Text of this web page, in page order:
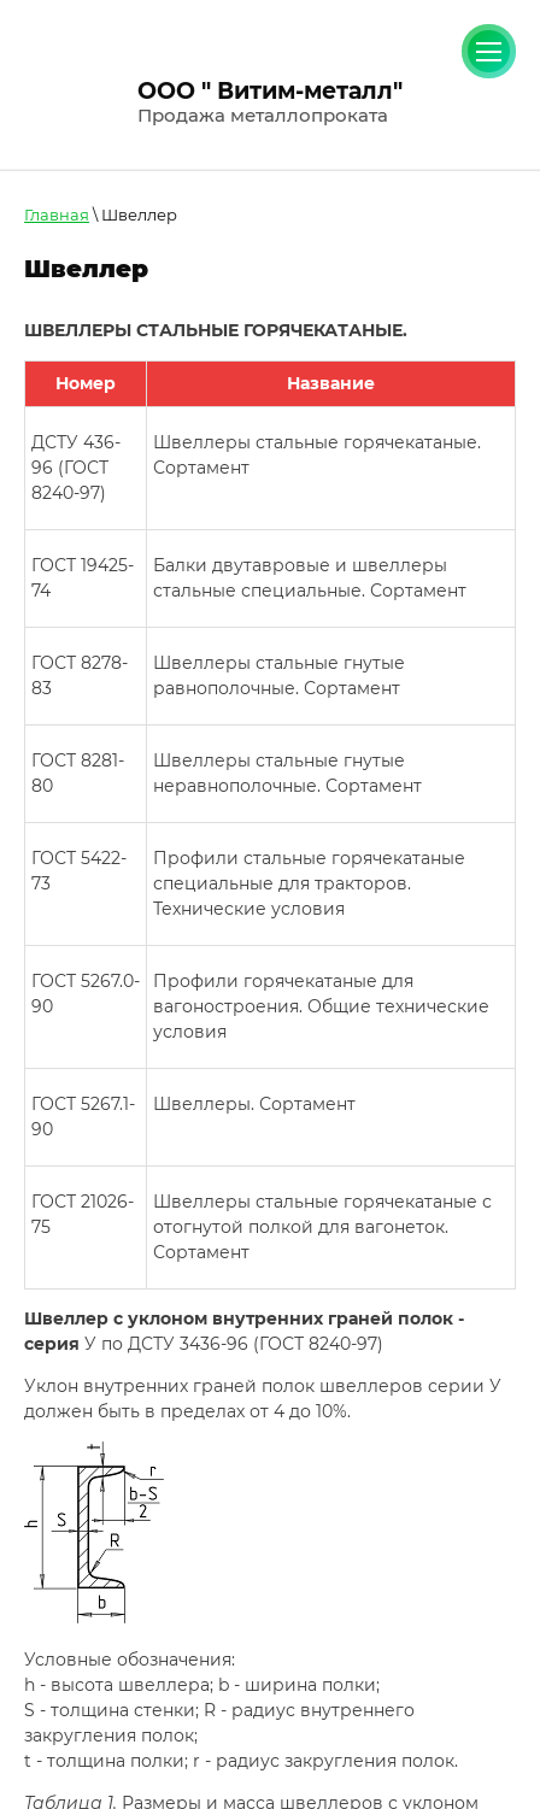
ООО " Витим-металл"
Продажа металлопроката
Главная\ Швеллер
Швеллер
ШВЕЛЛЕРЫ СТАЛЬНЫЕ ГОРЯЧЕКАТАНЫЕ.
Номер Название
ДСТУ 436-
96 (ГОСТ
8240-97)
Швеллеры стальные горячекатаные.
Сортамент
ГОСТ 19425-
74
Балки двутавровые и швеллеры
стальные специальные. Сортамент
ГОСТ 8278-
83
Швеллеры стальные гнутые
равнополочные. Сортамент
ГОСТ 8281-
80
Швеллеры стальные гнутые
неравнополочные. Сортамент
ГОСТ 5422-
73
Профили стальные горячекатаные
специальные для тракторов.
Технические условия
ГОСТ 5267.0-
90
Профили горячекатаные для
вагоностроения. Общие технические
условия
ГОСТ 5267.1-
90
Швеллеры. Сортамент
ГОСТ 21026-
75
Швеллеры стальные горячекатаные с
отогнутой полкой для вагонеток.
Сортамент
Швеллер с уклоном внутренних граней полок -
серия У по ДСТУ 3436-96 (ГОСТ 8240-97)
Уклон внутренних граней полок швеллеров серии У
должен быть в пределах от 4 до 10%.
Условные обозначения:
h - высота швеллера; b - ширина полки;
S - толщина стенки; R - радиус внутреннего
закругления полок;
t - толщина полки; r - радиус закругления полок.
Таблица 1. Размеры и масса швеллеров с уклоном